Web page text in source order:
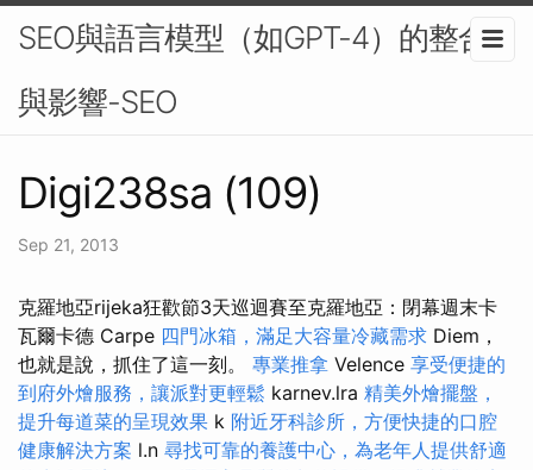
SEO與語言模型（如GPT-4）的整合
與影響-SEO
Digi238sa (109)
Sep 21, 2013
克羅地亞rijeka狂歡節3天巡迴賽至克羅地亞：閉幕週末卡
瓦爾卡德 Carpe 四門冰箱，滿足大容量冷藏需求 Diem，
也就是說，抓住了這一刻。 專業推拿 Velence 享受便捷的
到府外燴服務，讓派對更輕鬆 karnev.lra 精美外燴擺盤，
提升每道菜的呈現效果 k 附近牙科診所，方便快捷的口腔
健康解決方案 l.n 尋找可靠的養護中心，為老年人提供舒適